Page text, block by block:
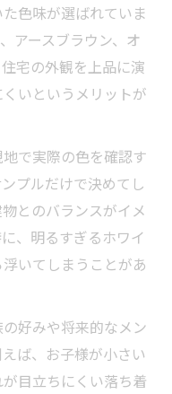
色味が選ばれていま
アースブラウン、オ
宅の外観を上品に演
いというメリットが
で実際の色を確認す
プルだけで決めてし
とのバランスがイメ
、明るすぎるホワイ
いてしまうことがあ
好みや将来的なメン
ば、お子様が小さい
目立ちにくい落ち着